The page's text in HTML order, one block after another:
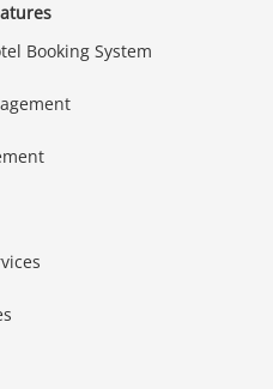
Booking System